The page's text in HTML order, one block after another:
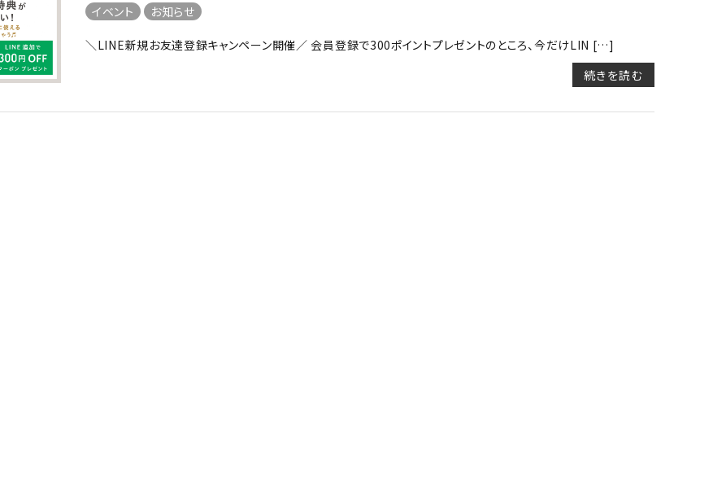
イベント
お知らせ
＼LINE新規お友達登録キャンペーン開催／ 会員登録で300ポイントプレゼントのところ、今だけLIN […]
続きを読む